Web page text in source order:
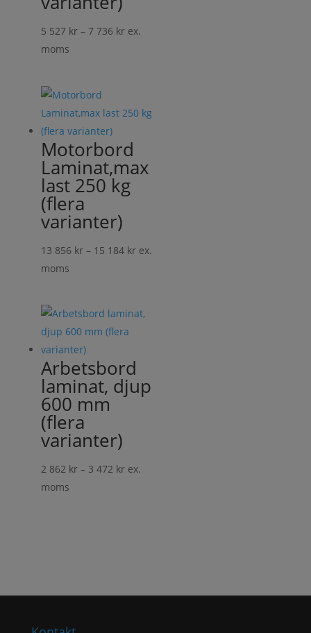
5 527 kr – 7 736 krPrisintervall:
736 kr
ex.
moms
Motorbord
Laminat,max
last 250 kg
(flera
varianter)
13 856 kr – 15 184 krPrisintervall:
15
ex.
moms
Arbetsbord
laminat, djup
600 mm
(flera
varianter)
2 862 kr – 3 472 krPrisintervall:
ex.
moms